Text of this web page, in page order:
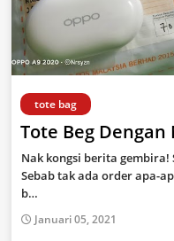
tote bag
Tote Beg
Nak kongsi berita gembira!
Sebab tak ada order apa-
b…
Januari 05, 2021